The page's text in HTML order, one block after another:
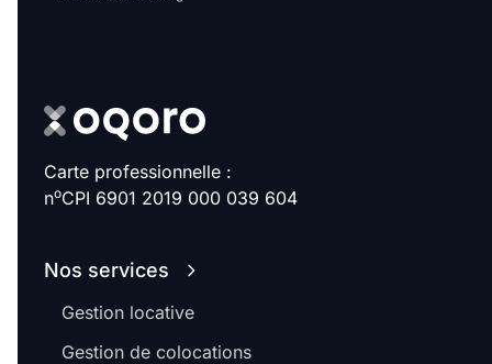
Carte professionnelle :
noCPI 6901 2019 000 039 604
Nos services
Gestion locative
Gestion de colocations